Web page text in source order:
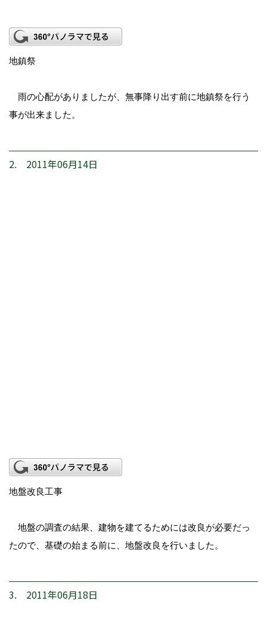
地鎮祭
雨の心配がありましたが、無事降り出す前に地鎮祭を行う
事が出来ました。
2. 2011年06月14日
地盤改良工事
地盤の調査の結果、建物を建てるためには改良が必要だっ
たので、基礎の始まる前に、地盤改良を行いました。
3. 2011年06月18日